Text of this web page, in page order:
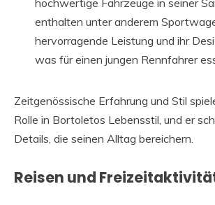
hochwertige Fahrzeuge in seiner
enthalten unter anderem
hervorragende Leistung und ihr
was für einen jungen Rennfahrer
Zeitgenössische Erfahrung und Stil
Rolle in Bortoletos Lebensstil, und er
Details, die seinen Alltag bereichern.
Reisen und